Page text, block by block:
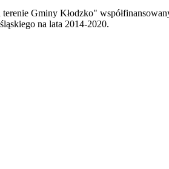
Gminy Kłodzko"
na lata 2014-2020.